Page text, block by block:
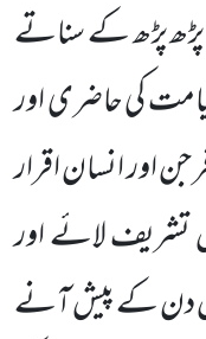
پڑھ کے سناتے
کی حاضری اور
اور انسان اقرار
لائے اور
اس دن کے پیش آنے